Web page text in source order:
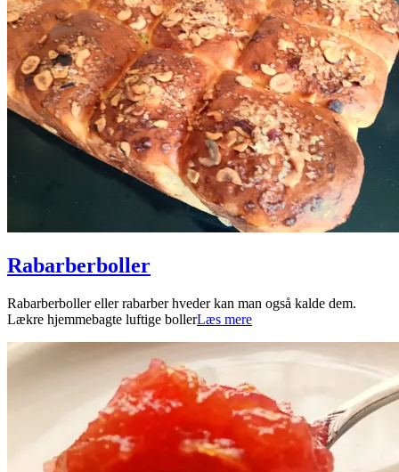
Rabarberboller
2025-
05-
Rabarberboller eller rabarber hveder kan man også kalde dem.
Lækre hjemmebagte luftige bollerLæs mere